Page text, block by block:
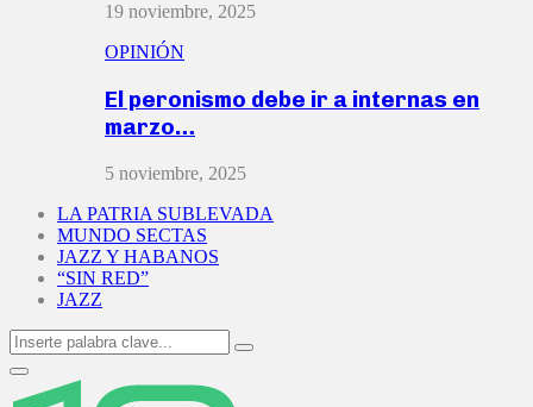
19 noviembre, 2025
OPINIÓN
El peronismo debe ir a internas en
marzo…
5 noviembre, 2025
LA PATRIA SUBLEVADA
MUNDO SECTAS
JAZZ Y HABANOS
“SIN RED”
JAZZ
Search
for:
Search
Primary
Menu